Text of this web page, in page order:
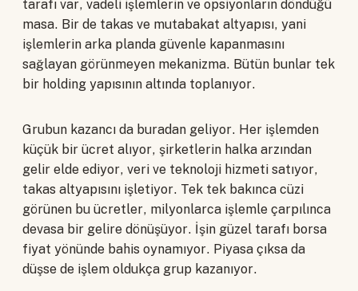
tarafı var, vadeli işlemlerin ve opsiyonların döndüğü
masa. Bir de takas ve mutabakat altyapısı, yani
işlemlerin arka planda güvenle kapanmasını
sağlayan görünmeyen mekanizma. Bütün bunlar tek
bir holding yapısının altında toplanıyor.
Grubun kazancı da buradan geliyor. Her işlemden
küçük bir ücret alıyor, şirketlerin halka arzından
gelir elde ediyor, veri ve teknoloji hizmeti satıyor,
takas altyapısını işletiyor. Tek tek bakınca cüzi
görünen bu ücretler, milyonlarca işlemle çarpılınca
devasa bir gelire dönüşüyor. İşin güzel tarafı borsa
fiyat yönünde bahis oynamıyor. Piyasa çıksa da
düşse de işlem oldukça grup kazanıyor.